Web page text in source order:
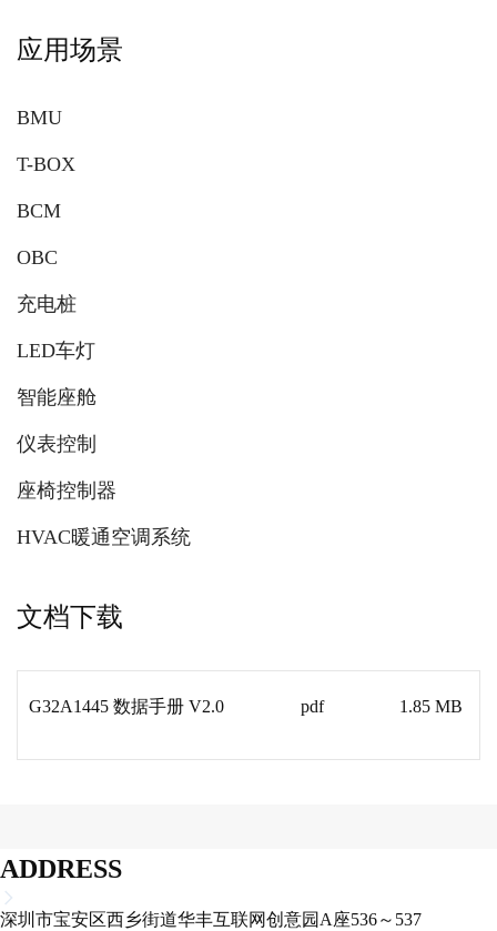
应用场景
BMU
T-BOX
BCM
OBC
充电桩
LED车灯
智能座舱
仪表控制
座椅控制器
HVAC暖通空调系统
文档下载
G32A1445 数据手册 V2.0 pdf 1.85 MB
ADDRESS
深圳市宝安区西乡街道华丰互联网创意园A座536～537